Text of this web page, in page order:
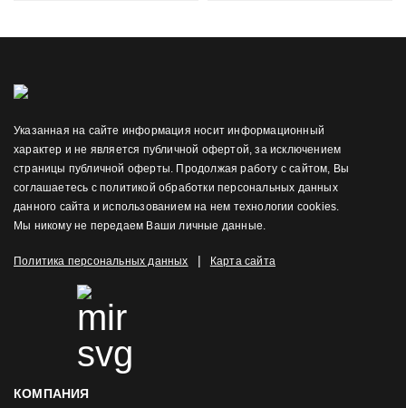
Указанная на сайте информация носит информационный
характер и не является публичной офертой, за исключением
страницы публичной оферты. Продолжая работу с сайтом, Вы
соглашаетесь с политикой обработки персональных данных
данного сайта и использованием на нем технологии cookies.
Мы никому не передаем Ваши личные данные.
Политика персональных данных | Карта сайта
КОМПАНИЯ